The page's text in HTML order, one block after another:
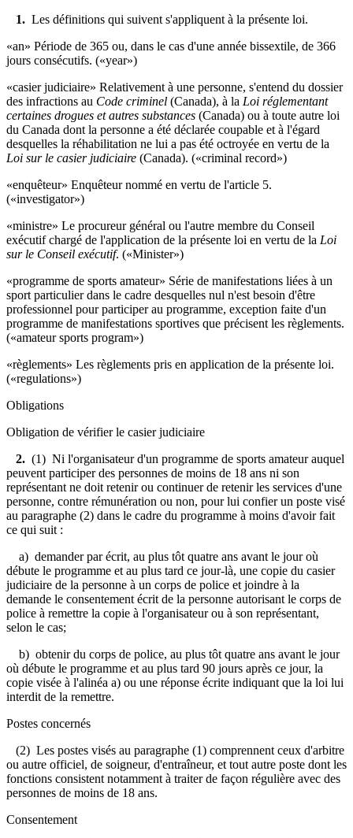
1. Les définitions qui suivent s'appliquent à la présente loi.
«an» Période de 365 ou, dans le cas d'une année bissextile, de 366
jours consécutifs. («year»)
«casier judiciaire» Relativement à une personne, s'entend du dossier
des infractions au Code criminel (Canada), à la Loi réglementant
certaines drogues et autres substances (Canada) ou à toute autre loi
du Canada dont la personne a été déclarée coupable et à l'égard
desquelles la réhabilitation ne lui a pas été octroyée en vertu de la
Loi sur le casier judiciaire (Canada). («criminal record»)
«enquêteur» Enquêteur nommé en vertu de l'article 5.
(«investigator»)
«ministre» Le procureur général ou l'autre membre du Conseil
exécutif chargé de l'application de la présente loi en vertu de la Loi
sur le Conseil exécutif. («Minister»)
«programme de sports amateur» Série de manifestations liées à un
sport particulier dans le cadre desquelles nul n'est besoin d'être
professionnel pour participer au programme, exception faite d'un
programme de manifestations sportives que précisent les règlements.
(«amateur sports program»)
«règlements» Les règlements pris en application de la présente loi.
(«regulations»)
Obligations
Obligation de vérifier le casier judiciaire
2. (1) Ni l'organisateur d'un programme de sports amateur auquel
peuvent participer des personnes de moins de 18 ans ni son
représentant ne doit retenir ou continuer de retenir les services d'une
personne, contre rémunération ou non, pour lui confier un poste visé
au paragraphe (2) dans le cadre du programme à moins d'avoir fait
ce qui suit :
a) demander par écrit, au plus tôt quatre ans avant le jour où
débute le programme et au plus tard ce jour-là, une copie du casier
judiciaire de la personne à un corps de police et joindre à la
demande le consentement écrit de la personne autorisant le corps de
police à remettre la copie à l'organisateur ou à son représentant,
selon le cas;
b) obtenir du corps de police, au plus tôt quatre ans avant le jour
où débute le programme et au plus tard 90 jours après ce jour, la
copie visée à l'alinéa a) ou une réponse écrite indiquant que la loi lui
interdit de la remettre.
Postes concernés
(2) Les postes visés au paragraphe (1) comprennent ceux d'arbitre
ou autre officiel, de soigneur, d'entraîneur, et tout autre poste dont les
fonctions consistent notamment à traiter de façon régulière avec des
personnes de moins de 18 ans.
Consentement